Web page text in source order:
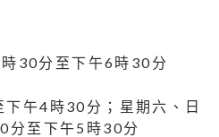
30分至下午6時30分
午4時30分；星期六、日
分至下午5時30分